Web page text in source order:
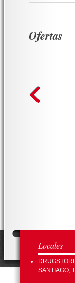
Ofertas
Locales
SANTIAGO,